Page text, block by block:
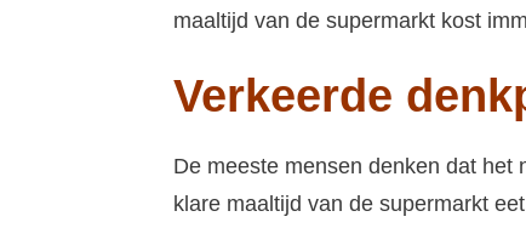
maaltijd van de supermarkt kost
Verkeerde
De meeste mensen denken dat het
klare maaltijd van de supermarkt